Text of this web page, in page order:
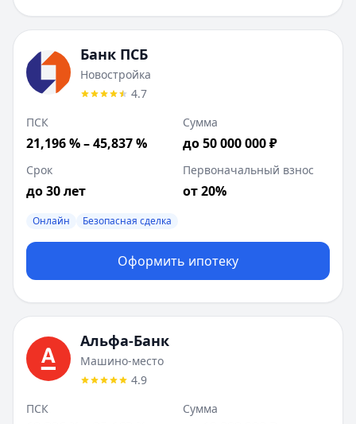
Банк ПСБ
Новостройка
4.7
ПСК
21,196 % – 45,837 %
Сумма
до 50 000 000 ₽
Срок
до 30 лет
Первоначальный взнос
от 20%
Онлайн Безопасная сделка
Оформить ипотеку
Альфа-Банк
Машино-место
4.9
ПСК
Сумма